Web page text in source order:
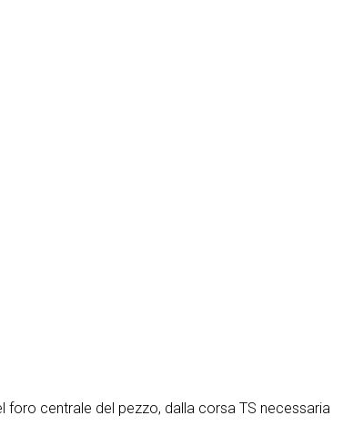
foro centrale del pezzo, dalla corsa TS necessaria